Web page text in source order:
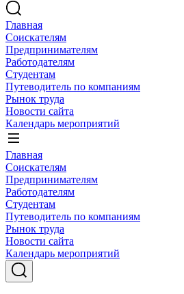
Главная
Соискателям
Предпринимателям
Работодателям
Студентам
Путеводитель по компаниям
Рынок труда
Новости сайта
Календарь мероприятий
Главная
Соискателям
Предпринимателям
Работодателям
Студентам
Путеводитель по компаниям
Рынок труда
Новости сайта
Календарь мероприятий